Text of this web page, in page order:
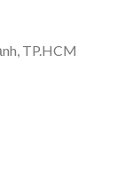
TP.HCM